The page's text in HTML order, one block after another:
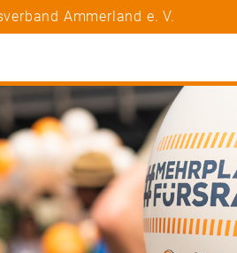
Ammerland e. V.